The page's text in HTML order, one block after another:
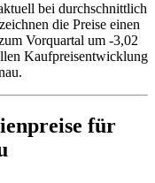
bei durchschnittlich
die Preise einen
Vorquartal um -3,02
Kaufpreisentwicklung
für